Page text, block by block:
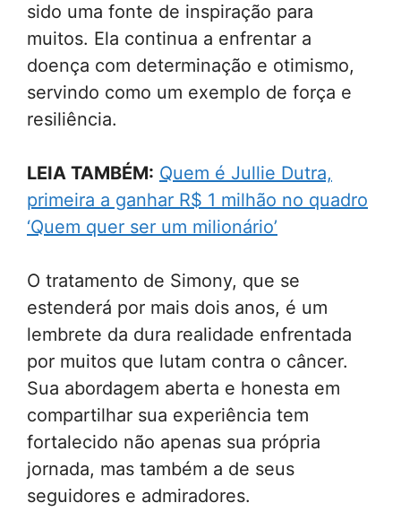
sido uma fonte de inspiração para
muitos. Ela continua a enfrentar a
doença com determinação e otimismo,
servindo como um exemplo de força e
resiliência.
LEIA TAMBÉM: Quem é Jullie Dutra,
primeira a ganhar R$ 1 milhão no quadro
‘Quem quer ser um milionário’
O tratamento de Simony, que se
estenderá por mais dois anos, é um
lembrete da dura realidade enfrentada
por muitos que lutam contra o câncer.
Sua abordagem aberta e honesta em
compartilhar sua experiência tem
fortalecido não apenas sua própria
jornada, mas também a de seus
seguidores e admiradores.